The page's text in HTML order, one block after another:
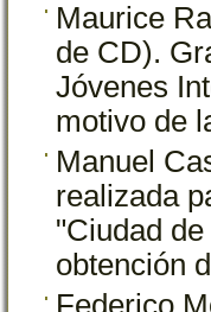
Maurice
de CD).
Jóvenes
motivo de
Manuel
realizada
"Ciudad
obtención
Federico